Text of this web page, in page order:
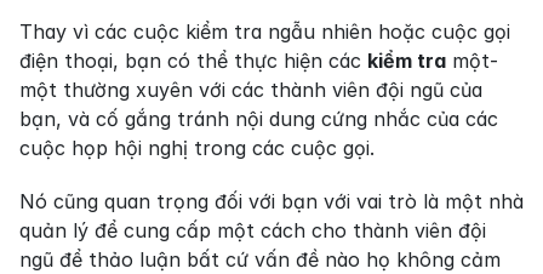
Thay vì các cuộc kiểm tra ngẫu nhiên hoặc cuộc gọi
điện thoại, bạn có thể thực hiện các kiểm tra một-
một thường xuyên với các thành viên đội ngũ của
bạn, và cố gắng tránh nội dung cứng nhắc của các
cuộc họp hội nghị trong các cuộc gọi.
Nó cũng quan trọng đối với bạn với vai trò là một nhà
quản lý để cung cấp một cách cho thành viên đội
ngũ để thảo luận bất cứ vấn đề nào họ không cảm